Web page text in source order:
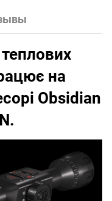
на
Obsidian